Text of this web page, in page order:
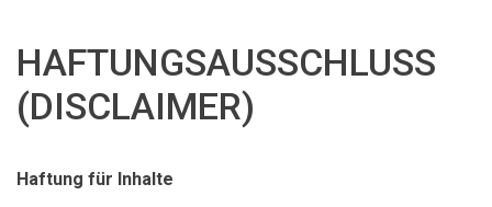
HAFTUNGSAUSSCHLUSS
(DISCLAIMER)
Haftung für Inhalte